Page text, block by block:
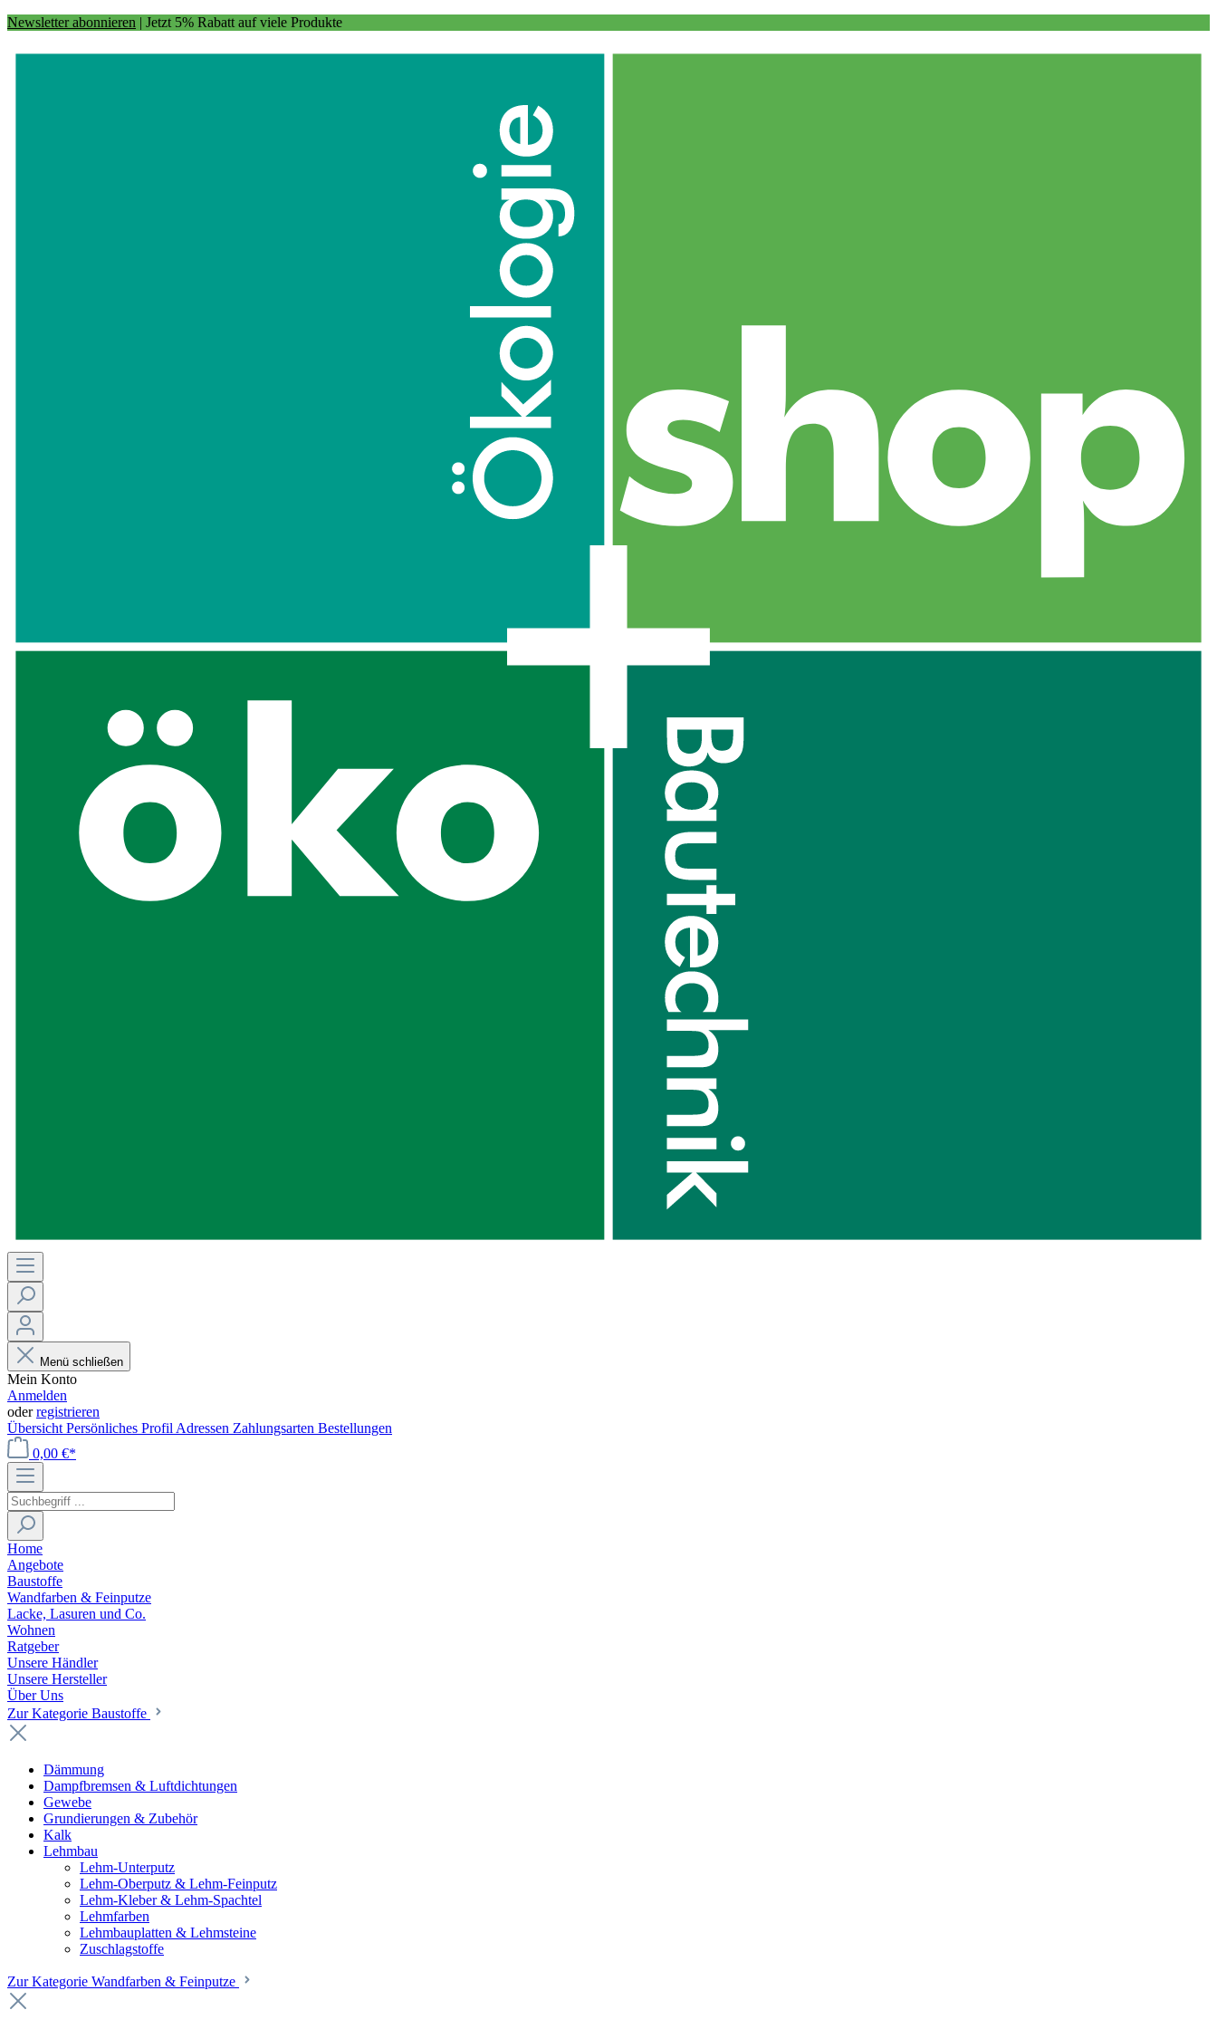
Newsletter abonnieren | Jetzt 5% Rabatt auf viele Produkte
Menü schließen
Mein Konto
Anmelden
oderregistrieren
Übersicht Persönliches Profil Adressen Zahlungsarten Bestellungen
0,00 €*
Home
Angebote
Baustoffe
Wandfarben & Feinputze
Lacke, Lasuren und Co.
Wohnen
Ratgeber
Unsere Händler
Unsere Hersteller
Über Uns
Zur Kategorie Baustoffe
Dämmung
Dampfbremsen & Luftdichtungen
Gewebe
Grundierungen & Zubehör
Kalk
Lehmbau
Lehm-Unterputz
Lehm-Oberputz & Lehm-Feinputz
Lehm-Kleber & Lehm-Spachtel
Lehmfarben
Lehmbauplatten & Lehmsteine
Zuschlagstoffe
Zur Kategorie Wandfarben & Feinputze